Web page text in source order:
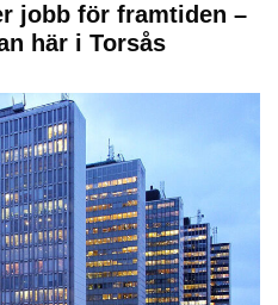
jobb för framtiden –
här i Torsås